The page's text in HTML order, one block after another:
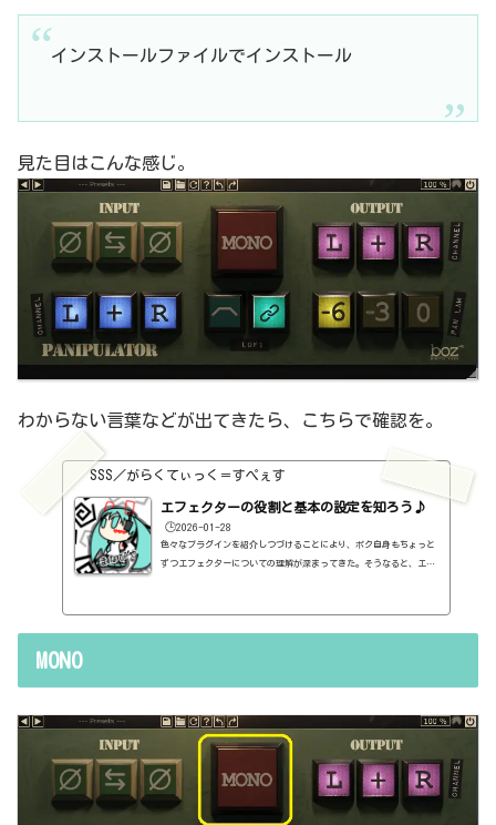
インストールファイルでインストール
見た目はこんな感じ。
わからない言葉などが出てきたら、こちらで確認を。
SSS／がらくてぃっく＝すぺぇす
エフェクターの役割と基本の設定を知ろう♪
🕒️2026-01-28
色々なプラグインを紹介しつづけることにより、ボク自身もちょっと
ずつエフェクターについての理解が深まってきた。そうなると、エフ
MONO